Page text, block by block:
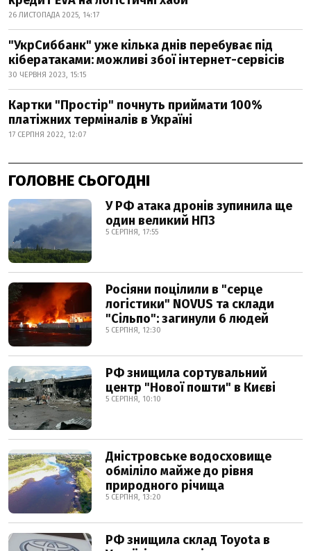
26 ЛИСТОПАДА 2025, 14:17
"УкрСиббанк" уже кілька днів перебуває під
кібератаками: можливі збої інтернет-сервісів
30 ЧЕРВНЯ 2023, 15:15
Картки "Простір" почнуть приймати 100%
платіжних терміналів в Україні
17 СЕРПНЯ 2022, 12:07
ГОЛОВНЕ СЬОГОДНІ
У РФ атака дронів зупинила ще
один великий НПЗ
5 СЕРПНЯ, 17:55
Росіяни поцілили в "серце
логістики" NOVUS та склади
"Сільпо": загинули 6 людей
5 СЕРПНЯ, 12:30
РФ знищила сортувальний
центр "Нової пошти" в Києві
5 СЕРПНЯ, 10:10
Дністровське водосховище
обміліло майже до рівня
природного річища
5 СЕРПНЯ, 13:20
РФ знищила склад Toyota в